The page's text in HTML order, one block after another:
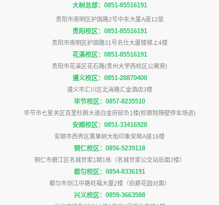
大树总部：0851-85516191
贵阳市南明区护国路2号中东大厦A座12层
贵阳校区：0851-85516191
贵阳市南明区护国路31号名仕大厦楼梯上4楼
花溪校区：0851-85516191
贵阳市花溪区花石路(贵州大学西校区公寓旁)
遵义校区：0851-28870400
遵义市汇川区北海路汇金酒店3楼
毕节校区：0857-8235510
毕节市七星关区百里杜鹃大道白金府邸负1楼(检察院隔壁停车场进)
安顺校区：0851-33416928
安顺市西秀区黄果树大街印象安顺A座16楼
铜仁校区：0856-5239118
铜仁市碧江区名城世家1期1栋（名城世家公交站后面2楼）
都匀校区：0854-8336191
都匀市剑江中路旺福大厦2楼（伯爵花园对面）
兴义校区：0859-3663588